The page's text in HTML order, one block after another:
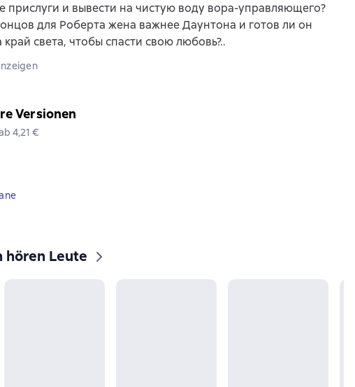
прислуги и вывести на чистую воду вора-управляющего?
для Роберта жена важнее Даунтона и готов ли он
край света, чтобы спасти свою любовь?..
Versionen
4,21 €
hören Leute